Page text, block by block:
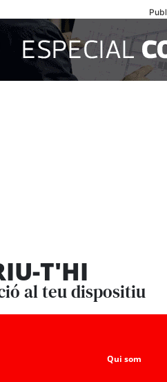
T'HI
al teu dispositiu
Qui som